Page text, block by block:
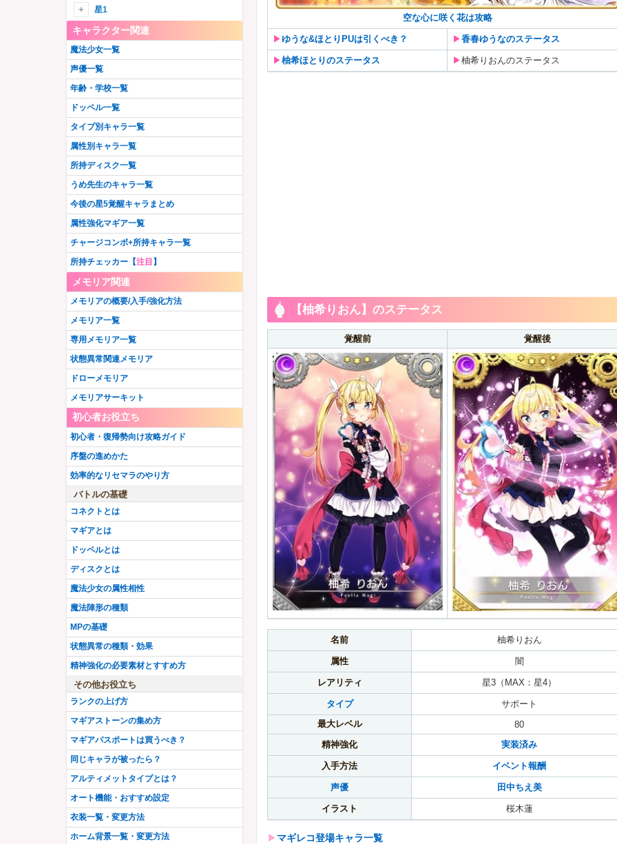
空な心に咲く花は攻略
▶︎ゆうな&ほとりPUは引くべき？ ▶︎香春ゆうなのステータス
▶︎柚希ほとりのステータス ▶︎柚希りおんのステータス
【柚希りおん】のステータス
覚醒前 覚醒後
名前 柚希りおん
属性 闇
レアリティ 星3（MAX：星4）
タイプ
サポート
最大レベル
80
精神強化
実装済み
入手方法 イベント報酬
声優 田中ちえ美
イラスト 桜木蓮
▶︎ マギレコ登場キャラ一覧
十咎ももこ
佐倉杏子
眞尾ひみか
天乃鈴音
羽川翼
神原駿河
里見灯花
高町なのは
エリザ
水着杏子
南津涼子
安積はぐむ
時女静香
鶴乃・フェリシア宅配ver.
大庭樹里
美琴椿
桐野紗枝
かりん・アリナ
正月静香
ドッペル杏子
アニメウワサの鶴乃
水波レナ
静海このは
美樹さやか
梢麻友
水着いろは
八九寺真宵
水着天音姉妹
土岐すなお
晴着さやか
アイドルレナちゃん
笠音アオ
水着レナかえで
飾利潤
やちよ・みふゆ始まりver.
ウワサのさな
七夕やちよ
波乗りさやか
遊狩ミユリ
アニメやちよ
藍家ひめな
アニメレナ
有愛うらら
水着まどか【New】
星4木
巴マミ
ホーリーマミ
ホーリーアリナ
アリナ・グレイ
相野みと
千石撫子
柊ねむ
広江ちはる
日向茉莉
宮尾時雨
若菜つむぎ
香春ゆうな
水着マミ
栗栖アレクサンドラ
このは・葉月
神楽燦
アニメホーリーマミ
那由他・みかげ
氷室ラビ
星4光
アルティメットまどか
鹿目まどか
晴着まどか
粟根こころ
タルト
和泉十七夜
水着ほむら
千秋理子
忍野忍
万年桜のウワサ
いろはちゃん
史乃沙優希
フェイト
いろは・やちよ 決戦ver.
七瀬ゆきか
煌里ひかる
最終タルト
水着万年桜
シスターももこ
巫女環姉妹
三輪みつね
究極まどか先輩
ミヌゥ
紅晴結菜
まどか・いろは
昴かずみ
アニメいろは
F織莉子
真井あかり
星4闇
暁美ほむら
呉キリカ
五十鈴れん
かずみ
天音月夜
リズ
雪野かなえ
梓みふゆ
暁美ほむら(眼鏡Ver.)
百江なぎさ
牧野郁美
環うい
更紗帆奈
古町みくら
Xmas梨花れん
バレンタインなぎさ
水樹塁
小さなキュゥべえ
吸血鬼十七夜
八雲みかげ
灯花・ねむ聖夜ver.
アシュリー
魔女イザボー
里見那由他
入名クシュ
三浦旭
イザボー
黒江
悪魔ほむらちゃん
水着黒江
星4無
八雲みたま
晴着みたま
リヴィア・メディロス
篠目ヨヅル
佐和月出里
人魚ももこ・みたま
ペレネル
綾野梨花
ウワサの鶴乃
江利あいみ
伊吹れいら
牧カオル
観鳥令
三穂野せいら
智珠らんか
枇々木めぐる
ラピヌ
星3水
詩音千里
竜城明日香
常盤ななか
純美雨
御崎海香
メリッサ
吉良てまり
由貴真里愛
由良蛍
星3木
秋野かえで
千歳ゆま
安名メル
八神はやて
恵萌花
青葉ちか
星3光
美国織莉子
加賀見まさら
遊佐葉月
まどか先輩
天音月咲
奏遥香
柚希ほとり
星3闇
阿見莉愛
毬子あやか
成見亜里紗
戦場ヶ原ひたぎ
フェリシアちゃん
コルボー
柚希りおん
由比鶴乃
胡桃まなか
三栗あやめ
七海やちよ
志伸あきら
空穂夏希
桑水せいか
二葉さな
夏目かこ
春名このみ
都ひなの
鈴鹿さくや
保澄雫
美凪ささら
深月フェリシア
矢宵かのこ
木崎衣美里
星1
環いろは
黒(匿名希望)
キャラクター関連
魔法少女一覧
声優一覧
年齢・学校一覧
ドッペル一覧
タイプ別キャラ一覧
属性別キャラ一覧
所持ディスク一覧
うめ先生のキャラ一覧
今後の星5覚醒キャラまとめ
属性強化マギア一覧
チャージコンボ+所持キャラ一覧
所持チェッカー【注目 】
メモリア関連
メモリアの概要/入手/強化方法
メモリア一覧
専用メモリア一覧
状態異常関連メモリア
ドローメモリア
メモリアサーキット
初心者お役立ち
初心者・復帰勢向け攻略ガイド
序盤の進めかた
効率的なリセマラのやり方
バトルの基礎
コネクトとは
マギアとは
ドッペルとは
ディスクとは
魔法少女の属性相性
魔法陣形の種類
MPの基礎
状態異常の種類・効果
精神強化の必要素材とすすめ方
その他お役立ち
ランクの上げ方
マギアストーンの集め方
マギアパスポートは買うべき？
同じキャラが被ったら？
アルティメットタイプとは？
オート機能・おすすめ設定
衣装一覧・変更方法
ホーム背景一覧・変更方法